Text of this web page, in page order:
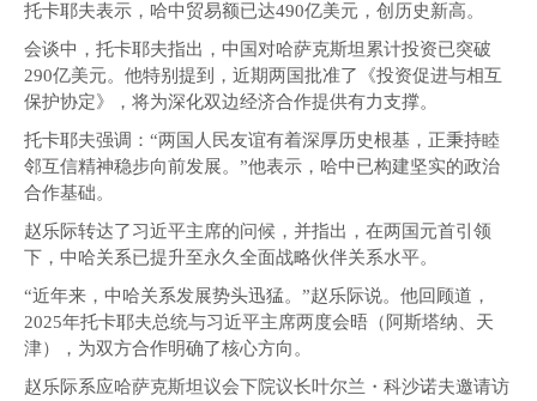
托卡耶夫表示，哈中贸易额已达490亿美元，创历史新高。
会谈中，托卡耶夫指出，中国对哈萨克斯坦累计投资已突破
290亿美元。他特别提到，近期两国批准了《投资促进与相互
保护协定》，将为深化双边经济合作提供有力支撑。
托卡耶夫强调：“两国人民友谊有着深厚历史根基，正秉持睦
邻互信精神稳步向前发展。”他表示，哈中已构建坚实的政治
合作基础。
赵乐际转达了习近平主席的问候，并指出，在两国元首引领
下，中哈关系已提升至永久全面战略伙伴关系水平。
“近年来，中哈关系发展势头迅猛。”赵乐际说。他回顾道，
2025年托卡耶夫总统与习近平主席两度会晤（阿斯塔纳、天
津），为双方合作明确了核心方向。
赵乐际系应哈萨克斯坦议会下院议长叶尔兰・科沙诺夫邀请访